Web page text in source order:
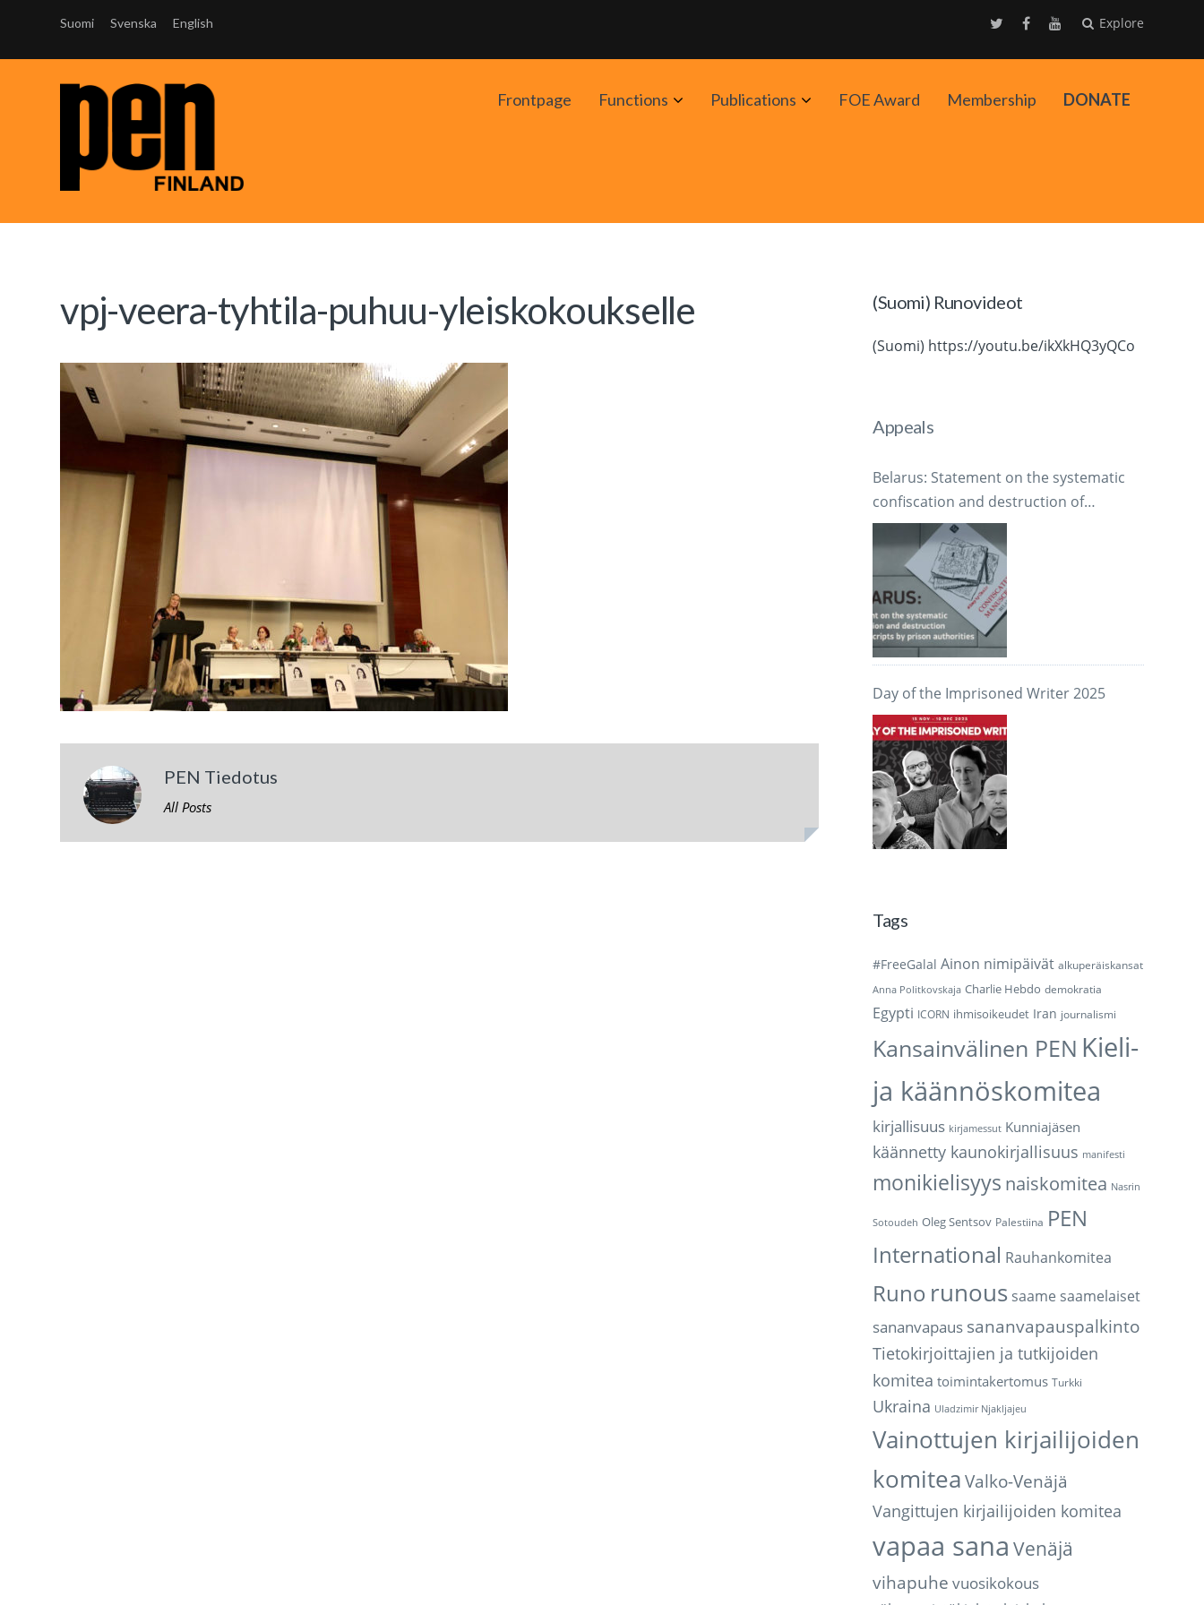
Suomi Svenska English Explore
Frontpage Functions AvaaPublications AvaaFOE Award Membership DONATE
vpj-veera-tyhtila-puhuu-yleiskokoukselle
PEN Tiedotus
All Posts
(Suomi) Runovideot
(Suomi) https://youtu.be/ikXkHQ3yQCo
Appeals
Belarus: Statement on the systematic
confiscation and destruction of
manuscripts by prison authorities
Day of the Imprisoned Writer 2025
Tags
#FreeGalal Ainon nimipäivät alkuperäiskansat
Anna Politkovskaja Charlie Hebdo demokratia
Egypti ICORN ihmisoikeudet Iran journalismi
Kansainvälinen PEN Kieli-
ja käännöskomitea
kirjallisuus kirjamessut Kunniajäsen
käännetty kaunokirjallisuus manifesti
monikielisyys naiskomitea Nasrin
Sotoudeh Oleg Sentsov Palestiina PEN
International Rauhankomitea
Runo runous saame saamelaiset
sananvapaus sananvapauspalkinto
Tietokirjoittajien ja tutkijoiden
komitea toimintakertomus Turkki
Ukraina Uladzimir Njakljajeu
Vainottujen kirjailijoiden
komitea Valko-Venäjä
Vangittujen kirjailijoiden komitea
vapaa sana Venäjä
vihapuhe vuosikokous